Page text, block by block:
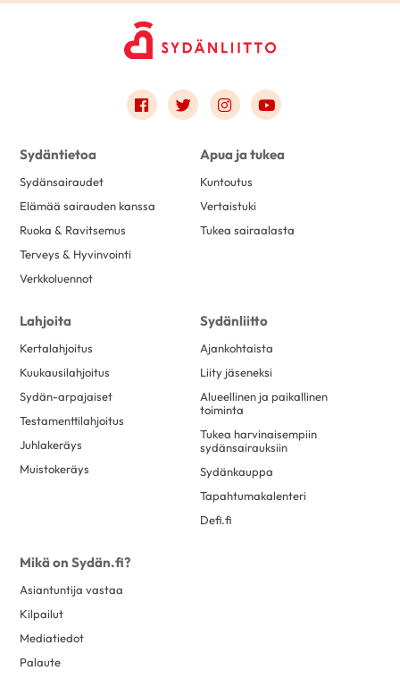
Link to facebook
Link to twitter
Link to instagram
Link to youtube
Sydäntietoa
Sydänsairaudet
Elämää sairauden kanssa
Ruoka & Ravitsemus
Terveys & Hyvinvointi
Verkkoluennot
Apua ja tukea
Kuntoutus
Vertaistuki
Tukea sairaalasta
Lahjoita
Kertalahjoitus
Kuukausilahjoitus
Sydän-arpajaiset
Testamenttilahjoitus
Juhlakeräys
Muistokeräys
Sydänliitto
Ajankohtaista
Liity jäseneksi
Alueellinen ja paikallinen
toiminta
Tukea harvinaisempiin
sydänsairauksiin
Sydänkauppa
Tapahtumakalenteri
Defi.fi
Mikä on Sydän.fi?
Asiantuntija vastaa
Kilpailut
Mediatiedot
Palaute